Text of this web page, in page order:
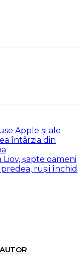
Apple şi ale
întârzia din
șapte oameni
rușii închid